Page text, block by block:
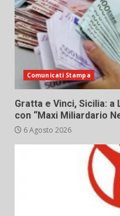
Comunicati Stampa
Gratta e Vinci, Sicilia: a
con “Maxi Miliardario
6 Agosto 2026